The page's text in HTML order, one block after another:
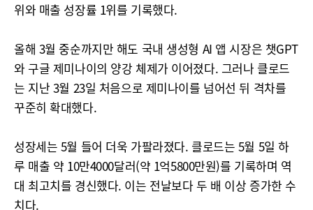
위와 매출 성장률 1위를 기록했다.
올해 3월 중순까지만 해도 국내 생성형 AI 앱 시장은 챗GPT
와 구글 제미나이의 양강 체제가 이어졌다. 그러나 클로드
는 지난 3월 23일 처음으로 제미나이를 넘어선 뒤 격차를
꾸준히 확대했다.
성장세는 5월 들어 더욱 가팔라졌다. 클로드는 5월 5일 하
루 매출 약 10만4000달러(약 1억5800만원)를 기록하며 역
대 최고치를 경신했다. 이는 전날보다 두 배 이상 증가한 수
치다.